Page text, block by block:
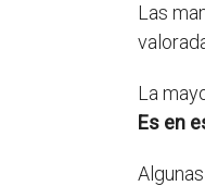
Las
La
Es en